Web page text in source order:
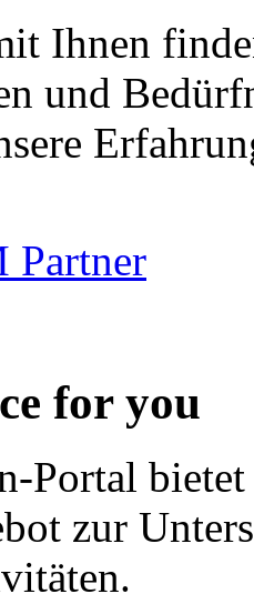
Ihnen
und
Partner
for you
Portal
zur